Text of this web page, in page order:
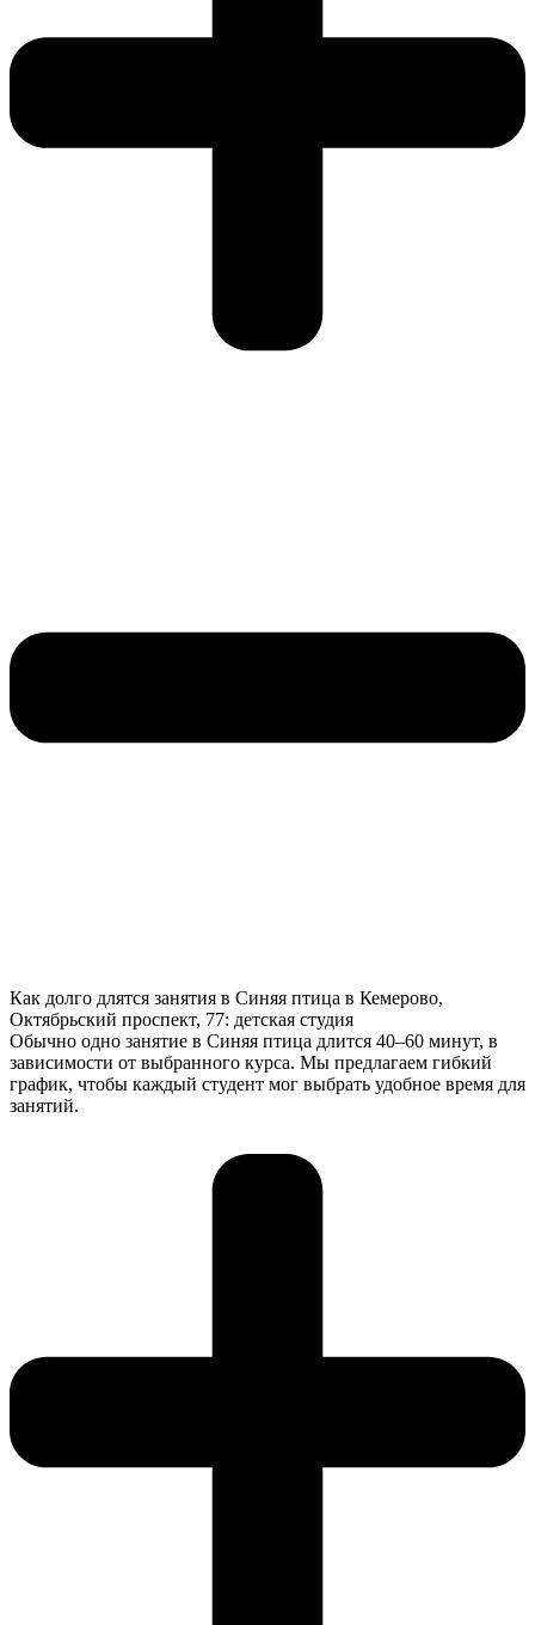
Как долго длятся занятия в Синяя птица в Кемерово,
Октябрьский проспект, 77: детская студия
Обычно одно занятие в Синяя птица длится 40–60 минут, в
зависимости от выбранного курса. Мы предлагаем гибкий
график, чтобы каждый студент мог выбрать удобное время для
занятий.